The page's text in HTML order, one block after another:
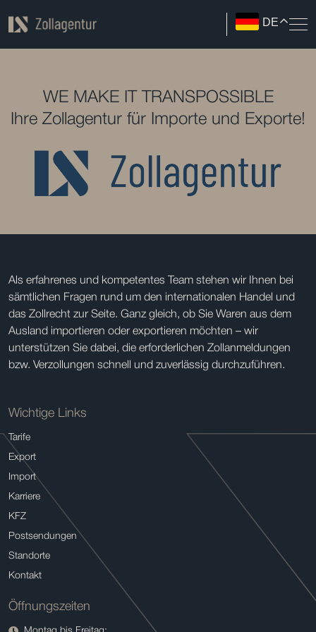
DE
WE MAKE IT TRANSPOSSIBLE
Ihre Zollagentur für Importe und Exporte!
Als erfahrenes und kompetentes Team stehen wir Ihnen bei
sämtlichen Fragen rund um den internationalen Handel und
das Zollrecht zur Seite. Ganz gleich, ob Sie Waren aus dem
Ausland importieren oder exportieren möchten – wir
unterstützen Sie dabei, die erforderlichen Zollanmeldungen
bzw. Verzollungen schnell und zuverlässig durchzuführen.
Wichtige Links
Tarife
Export
Import
Karriere
KFZ
Postsendungen
Standorte
Kontakt
Öffnungszeiten